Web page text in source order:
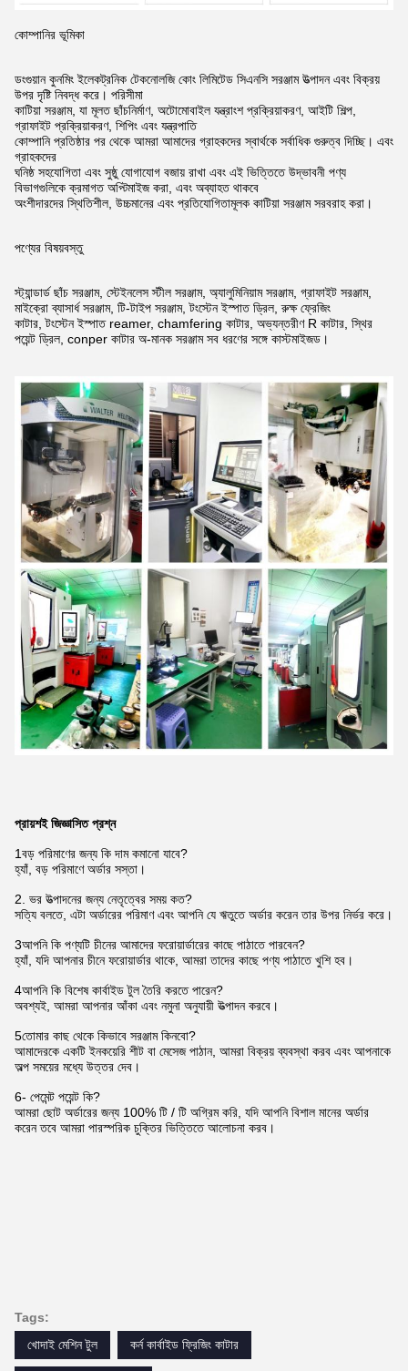
কোম্পানির ভূমিকা
ডংগুয়ান কুনমিং ইলেকট্রনিক টেকনোলজি কোং লিমিটেড সিএনসি সরঞ্জাম উত্পাদন এবং বিক্রয়
উপর দৃষ্টি নিবদ্ধ করে। পরিসীমা
কাটিয়া সরঞ্জাম, যা মূলত ছাঁচনির্মাণ, অটোমোবাইল যন্ত্রাংশ প্রক্রিয়াকরণ, আইটি শিল্প,
গ্রাফাইট প্রক্রিয়াকরণ, শিপিং এবং যন্ত্রপাতি
কোম্পানি প্রতিষ্ঠার পর থেকে আমরা আমাদের গ্রাহকদের স্বার্থকে সর্বাধিক গুরুত্ব দিচ্ছি। এবং
গ্রাহকদের
ঘনিষ্ঠ সহযোগিতা এবং সুষ্ঠু যোগাযোগ বজায় রাখা এবং এই ভিত্তিতে উদ্ভাবনী পণ্য
বিভাগগুলিকে ক্রমাগত অপ্টিমাইজ করা, এবং অব্যাহত থাকবে
অংশীদারদের স্থিতিশীল, উচ্চমানের এবং প্রতিযোগিতামূলক কাটিয়া সরঞ্জাম সরবরাহ করা।
পণ্যের বিষয়বস্তু
স্ট্যান্ডার্ড ছাঁচ সরঞ্জাম, স্টেইনলেস স্টীল সরঞ্জাম, অ্যালুমিনিয়াম সরঞ্জাম, গ্রাফাইট সরঞ্জাম,
মাইক্রো ব্যাসার্ধ সরঞ্জাম, টি-টাইপ সরঞ্জাম, টংস্টেন ইস্পাত ড্রিল, রুক্ষ ফ্রেজিং
কাটার, টংস্টেন ইস্পাত reamer, chamfering কাটার, অভ্যন্তরীণ R কাটার, স্থির
পয়েন্ট ড্রিল, conper কাটার অ-মানক সরঞ্জাম সব ধরণের সঙ্গে কাস্টমাইজড।
প্রায়শই জিজ্ঞাসিত প্রশ্ন
1বড় পরিমাণের জন্য কি দাম কমানো যাবে?
হ্যাঁ, বড় পরিমাণে অর্ডার সস্তা।
2. ভর উত্পাদনের জন্য নেতৃত্বের সময় কত?
সত্যি বলতে, এটা অর্ডারের পরিমাণ এবং আপনি যে ঋতুতে অর্ডার করেন তার উপর নির্ভর করে।
3আপনি কি পণ্যটি চীনের আমাদের ফরোয়ার্ডারের কাছে পাঠাতে পারবেন?
হ্যাঁ, যদি আপনার চীনে ফরোয়ার্ডার থাকে, আমরা তাদের কাছে পণ্য পাঠাতে খুশি হব।
4আপনি কি বিশেষ কার্বাইড টুল তৈরি করতে পারেন?
অবশ্যই, আমরা আপনার আঁকা এবং নমুনা অনুযায়ী উত্পাদন করবে।
5তোমার কাছ থেকে কিভাবে সরঞ্জাম কিনবো?
আমাদেরকে একটি ইনকয়েরি শীট বা মেসেজ পাঠান, আমরা বিক্রয় ব্যবস্থা করব এবং আপনাকে
অল্প সময়ের মধ্যে উত্তর দেব।
6- পেমেন্ট পয়েন্ট কি?
আমরা ছোট অর্ডারের জন্য 100% টি / টি অগ্রিম করি, যদি আপনি বিশাল মানের অর্ডার
করেন তবে আমরা পারস্পরিক চুক্তির ভিত্তিতে আলোচনা করব।
Tags:
খোদাই মেশিন টুল
কর্ন কার্বাইড ফ্রিজিং কাটার